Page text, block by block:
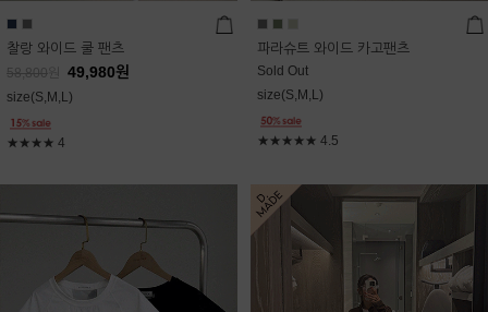
찰랑 와이드 쿨 팬츠
58,800 49,980원
size(S,M,L)
★★★★ 4
파라슈트 와이드 카고팬츠
Sold Out
size(S,M,L)
★★★★★ 4.5